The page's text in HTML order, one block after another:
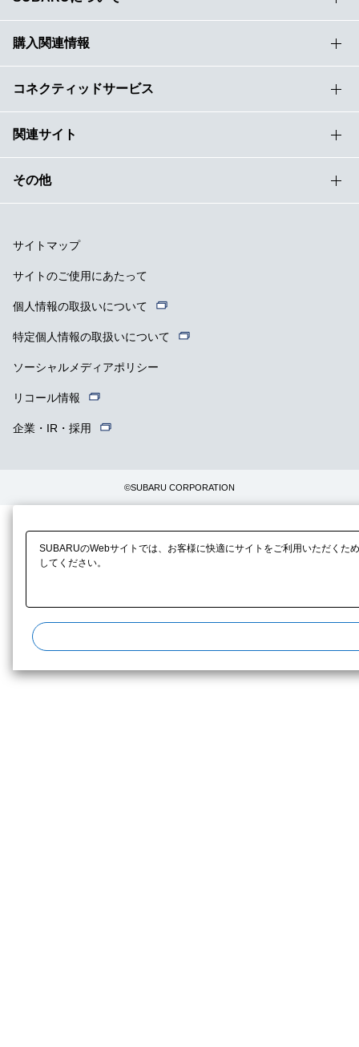
購入関連情報
コネクティッドサービス
関連サイト
その他
サイトマップ
サイトのご使用にあたって
個人情報の取扱いについて
特定個人情報の取扱いについて
ソーシャルメディアポリシー
リコール情報
企業・IR・採用
©SUBARU CORPORATION
SUBARUのWebサイトでは、お客様に快適にサイトをご利用いただく
してください。​